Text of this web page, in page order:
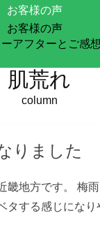
お客様の声
お客様の声
ーアフターとご感想
肌荒れ
column
りました
畿地方です。 梅
タする感じになり